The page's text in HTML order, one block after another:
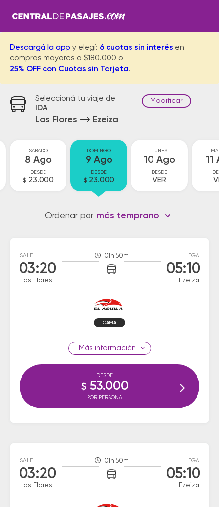
Descargá la app y elegí: 6 cuotas sin interés en
compras mayores a $180.000 o
25% OFF con Cuotas sin Tarjeta.
Seleccioná tu viaje de
IDA
Las Flores Ezeiza
Modificar
SABADO
8 Ago
DESDE
$ 23.000
DOMINGO
9 Ago
DESDE
$ 23.000
LUNES
10 Ago
DESDE
VER
11
Ordenar por más temprano
SALE
03:20
Las Flores
01h 50m LLEGA
05:10
Ezeiza
CAMA
información
DESDE
$ 53.000
POR PERSONA
SALE
03:20
Las Flores
01h 50m LLEGA
05:10
Ezeiza